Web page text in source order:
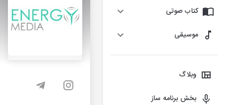
کتاب صوتی
موسیقی
وبلاگ
بخش برنامه ساز